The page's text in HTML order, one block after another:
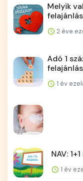
Melyik
2 éve
Adó 1
1 év
NAV:
1 év